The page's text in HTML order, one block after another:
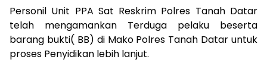
Personil Unit PPA Sat Reskrim Polres Tanah Datar
telah mengamankan Terduga pelaku beserta
barang bukti( BB) di Mako Polres Tanah Datar untuk
proses Penyidikan lebih lanjut.